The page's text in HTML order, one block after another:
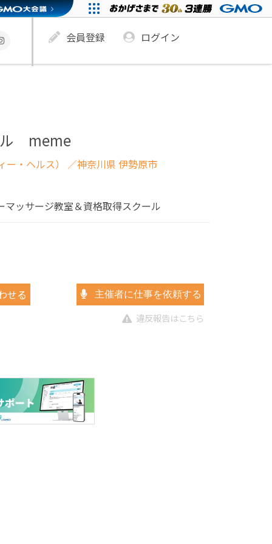
会員登録 ログイン
ル meme
・ヘルス） ／神奈川県 伊勢原市
マッサージ教室＆資格取得スクール
せる 主催者に仕事を依頼する
違反報告はこちら